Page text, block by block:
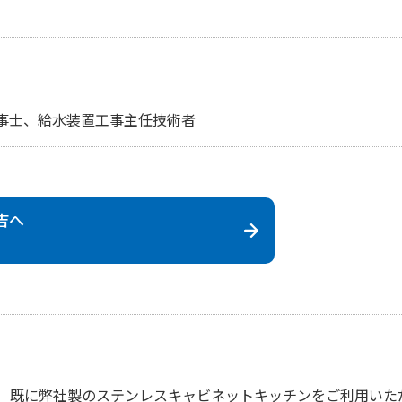
士、給水装置工事主任技術者
へ
既に弊社製のステンレスキャビネットキッチンをご利用いた